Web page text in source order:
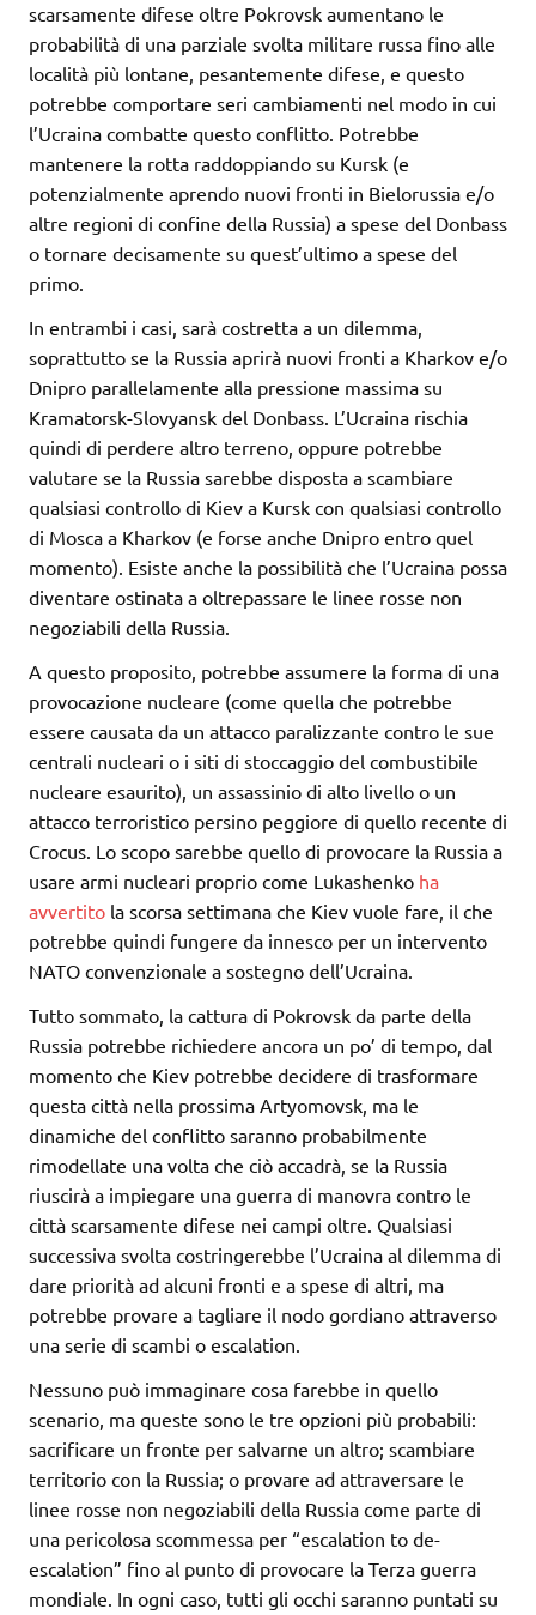
scarsamente difese oltre Pokrovsk aumentano le
probabilità di una parziale svolta militare russa fino alle
località più lontane, pesantemente difese, e questo
potrebbe comportare seri cambiamenti nel modo in cui
l’Ucraina combatte questo conflitto. Potrebbe
mantenere la rotta raddoppiando su Kursk (e
potenzialmente aprendo nuovi fronti in Bielorussia e/o
altre regioni di confine della Russia) a spese del Donbass
o tornare decisamente su quest’ultimo a spese del
primo.
In entrambi i casi, sarà costretta a un dilemma,
soprattutto se la Russia aprirà nuovi fronti a Kharkov e/o
Dnipro parallelamente alla pressione massima su
Kramatorsk-Slovyansk del Donbass. L’Ucraina rischia
quindi di perdere altro terreno, oppure potrebbe
valutare se la Russia sarebbe disposta a scambiare
qualsiasi controllo di Kiev a Kursk con qualsiasi controllo
di Mosca a Kharkov (e forse anche Dnipro entro quel
momento). Esiste anche la possibilità che l’Ucraina possa
diventare ostinata a oltrepassare le linee rosse non
negoziabili della Russia.
A questo proposito, potrebbe assumere la forma di una
provocazione nucleare (come quella che potrebbe
essere causata da un attacco paralizzante contro le sue
centrali nucleari o i siti di stoccaggio del combustibile
nucleare esaurito), un assassinio di alto livello o un
attacco terroristico persino peggiore di quello recente di
Crocus. Lo scopo sarebbe quello di provocare la Russia a
usare armi nucleari proprio come Lukashenko ha
avvertito la scorsa settimana che Kiev vuole fare, il che
potrebbe quindi fungere da innesco per un intervento
NATO convenzionale a sostegno dell’Ucraina.
Tutto sommato, la cattura di Pokrovsk da parte della
Russia potrebbe richiedere ancora un po’ di tempo, dal
momento che Kiev potrebbe decidere di trasformare
questa città nella prossima Artyomovsk, ma le
dinamiche del conflitto saranno probabilmente
rimodellate una volta che ciò accadrà, se la Russia
riuscirà a impiegare una guerra di manovra contro le
città scarsamente difese nei campi oltre. Qualsiasi
successiva svolta costringerebbe l’Ucraina al dilemma di
dare priorità ad alcuni fronti e a spese di altri, ma
potrebbe provare a tagliare il nodo gordiano attraverso
una serie di scambi o escalation.
Nessuno può immaginare cosa farebbe in quello
scenario, ma queste sono le tre opzioni più probabili:
sacrificare un fronte per salvarne un altro; scambiare
territorio con la Russia; o provare ad attraversare le
linee rosse non negoziabili della Russia come parte di
una pericolosa scommessa per “escalation to de-
escalation” fino al punto di provocare la Terza guerra
mondiale. In ogni caso, tutti gli occhi saranno puntati su